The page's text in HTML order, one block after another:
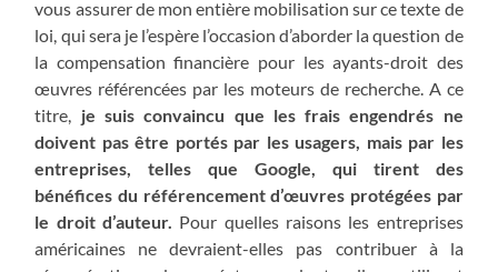
vous assurer de mon entière mobilisation sur ce texte de
loi, qui sera je l’espère l’occasion d’aborder la question de
la compensation financière pour les ayants-droit des
œuvres référencées par les moteurs de recherche. A ce
titre, je suis convaincu que les frais engendrés ne
doivent pas être portés par les usagers, mais par les
entreprises, telles que Google, qui tirent des
bénéfices du référencement d’œuvres protégées par
le droit d’auteur. Pour quelles raisons les entreprises
américaines ne devraient-elles pas contribuer à la